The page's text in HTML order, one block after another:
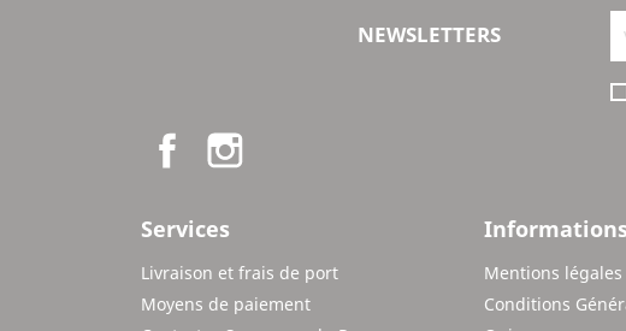
NEWSLETTERS
Facebook
Services
Livraison et frais de port
Moyens de paiement
Informations
Mentions légales
Conditions